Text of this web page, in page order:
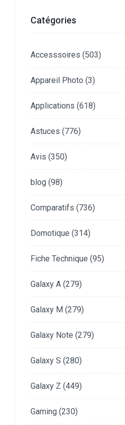
Catégories
Accesssoires (503)
Appareil Photo (3)
Applications (618)
Astuces (776)
Avis (350)
blog (98)
Comparatifs (736)
Domotique (314)
Fiche Technique (95)
Galaxy A (279)
Galaxy M (279)
Galaxy Note (279)
Galaxy S (280)
Galaxy Z (449)
Gaming (230)